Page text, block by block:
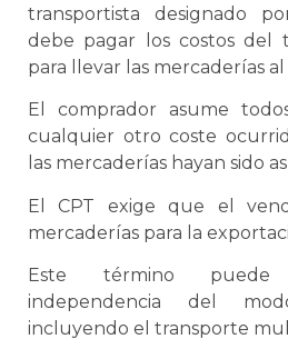
transportista designado
debe pagar los costos del
para llevar las mercaderías
El comprador asume
cualquier otro coste
las mercaderías hayan sido
El CPT exige que el
mercaderías para la
Este término puede
independencia del
incluyendo el transporte